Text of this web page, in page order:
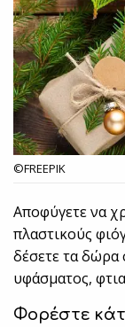
©FREEPIK
Αποφύγετε να
πλαστικούς
δέσετε τα δώρα
υφάσματος,
Φορέστε